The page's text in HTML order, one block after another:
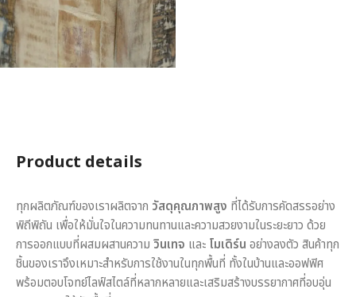
Product details
ทุกผลิตภัณฑ์ของเราผลิตจาก วัสดุคุณภาพสูง ที่ได้รับการคัดสรรอย่าง
พิถีพิถัน เพื่อให้มั่นใจในความทนทานและความสวยงามในระยะยาว ด้วย
การออกแบบที่ผสมผสานความ วินเทจ และ โมเดิร์น อย่างลงตัว สินค้าทุก
ชิ้นของเราจึงเหมาะสำหรับการใช้งานในทุกพื้นที่ ทั้งในบ้านและออฟฟิศ
พร้อมตอบโจทย์ไลฟ์สไตล์ที่หลากหลายและเสริมสร้างบรรยากาศที่อบอุ่น